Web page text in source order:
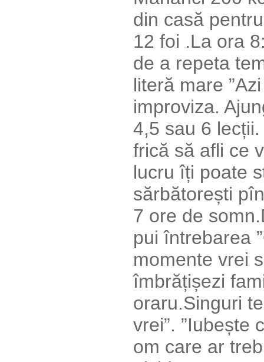
din casă
12 foi .La ora
de a repeta
literă mare
improviza.
4,5 sau 6
frică să afli ce
lucru îți poate
sărbătorești
7 ore de
pui întrebarea
momente vrei
îmbrățișezi
oraru.Singuri
vrei”. ”Iubește
om care ar